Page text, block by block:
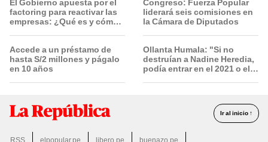
El Gobierno apuesta por el
factoring para reactivar las
empresas: ¿Qué es y cómo
Accede a un préstamo de
hasta S/2 millones y págalo
en 10 años
Congreso: Fuerza Popular
liderará seis comisiones en
la Cámara de Diputados
Ollanta Humala: "Si no
destruían a Nadine Heredia,
podía entrar en el 2021 o el
Ir al inicio ↑
RSS elpopular.pe libero.pe buenazo.pe